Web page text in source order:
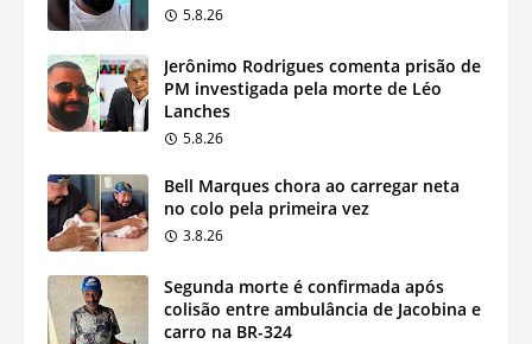
5.8.26
Jerônimo Rodrigues comenta prisão de
PM investigada pela morte de Léo
Lanches
5.8.26
Bell Marques chora ao carregar neta
no colo pela primeira vez
3.8.26
Segunda morte é confirmada após
colisão entre ambulância de Jacobina e
carro na BR-324